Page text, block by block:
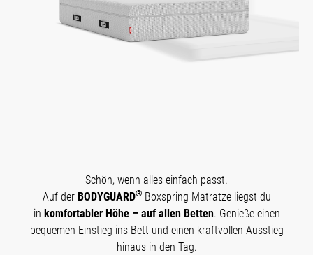
Schön, wenn alles einfach passt.
Auf der BODYGUARD® Boxspring Matratze liegst du
in komfortabler Höhe – auf allen Betten. Genieße einen
bequemen Einstieg ins Bett und einen kraftvollen Ausstieg
hinaus in den Tag.